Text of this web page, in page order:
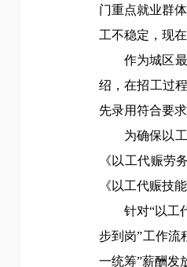
门重点就业群
工不稳定，现
作为城区
绍，在招工过
先录用符合要
为确保以
《以工代赈劳
《以工代赈技
针对“以工
步到岗”工作流
一统筹”薪酬发